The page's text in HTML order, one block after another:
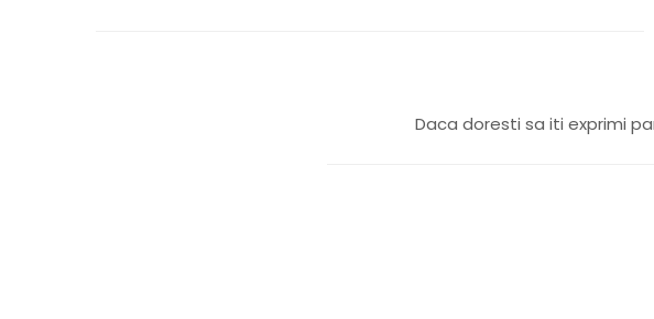
Daca doresti sa iti exprimi